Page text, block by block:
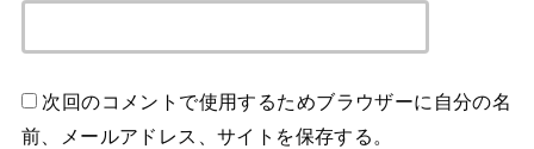
次回のコメントで使用するためブラウザーに自分の名
前、メールアドレス、サイトを保存する。